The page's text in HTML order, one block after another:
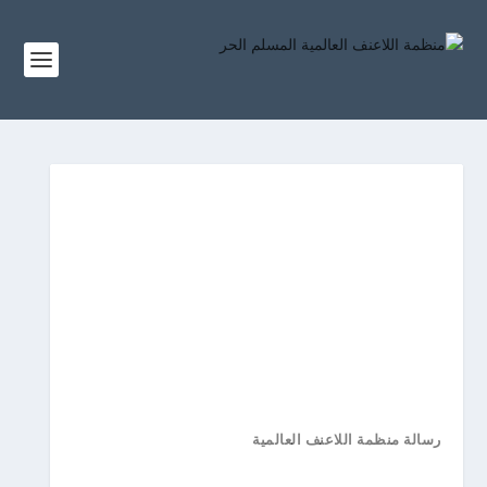
بيان منظمة اللاعنف العالمية بمناسبة ذكرى نيلسون مانديلا:
رسالة منظمة اللاعنف العالمية